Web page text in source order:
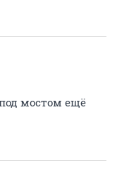
мостом ещё